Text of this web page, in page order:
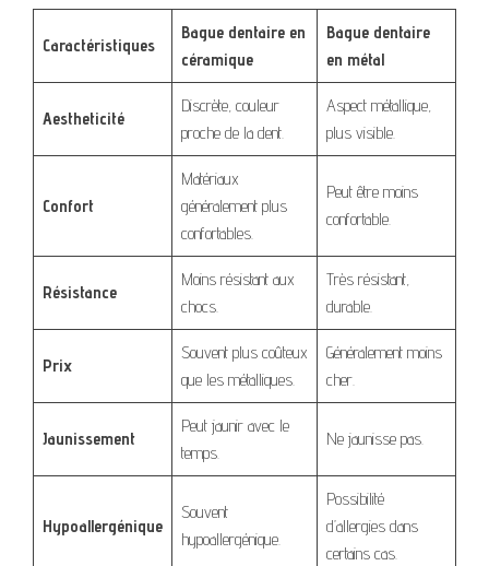
Caractéristiques
Bague dentaire en
céramique
Bague dentaire
en métal
Aestheticité
Discrète, couleur
proche de la dent.
Aspect métallique,
plus visible.
Confort
Matériaux
généralement plus
confortables.
Peut être moins
confortable.
Résistance
Moins résistant aux
chocs.
Très résistant,
durable.
Prix
Souvent plus coûteux
que les métalliques.
Généralement moins
cher.
Jaunissement
Peut jaunir avec le
temps.
Ne jaunisse pas.
Hypoallergénique
Souvent
hypoallergénique.
Possibilité
d’allergies dans
certains cas.